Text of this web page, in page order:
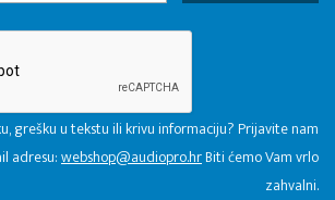
grešku u tekstu ili krivu informaciju? Prijavite nam
adresu:webshop@audiopro.hrBiti ćemo Vam vrlo
zahvalni.